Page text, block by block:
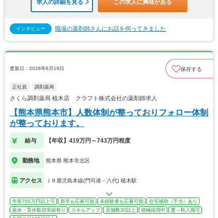
求人の詳細を見る この求人に興味がある
インタビュー 職場の薬剤師さんにお話を伺ってきました
更新日：2026年6月19日 保存する
正社員 調剤薬局
さくら調剤薬局 植木店 クラフト株式会社の薬剤師求人
【熊本県熊本市】人数体制が整っておりフォロー体制
が整っております。
給与 【年収】419万円～743万円程度
勤務地 熊本県 熊本市北区
アクセス ＪＲ鹿児島本線(門司港－八代) 植木駅
年収700万円以上可 新卒も応募可能 未経験者も応募可能
住宅補助（手当）あり
産休・育休取得実績有り
スキルアップ 店舗数30以上 積極採用中
夏～秋入職可